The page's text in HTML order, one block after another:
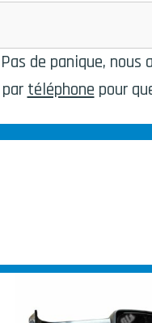
de panique,
téléphone pour